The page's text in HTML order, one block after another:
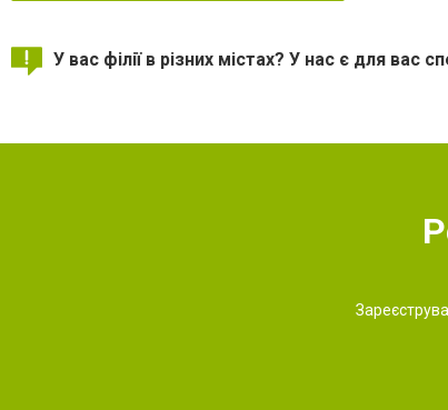
У вас філії в різних містах? У нас є для вас